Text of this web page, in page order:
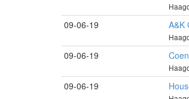
09-06-19 A&K
09-06-19
09-06-19